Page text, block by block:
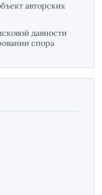
авторских
давности
спора